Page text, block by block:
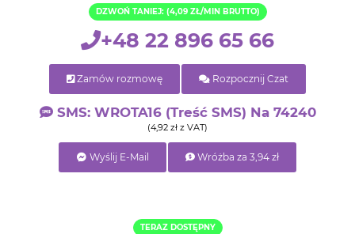
DZWOŃ TANIEJ: (4,09 ZŁ/MIN BRUTTO)
+48 22 896 65 66
Zamów rozmowę Rozpocznij Czat
SMS: WROTA16 (treść SMS) Na 74240
(4,92 zł z VAT)
Wyślij E-Mail Wróżba za 3,94 zł
TERAZ DOSTĘPNY